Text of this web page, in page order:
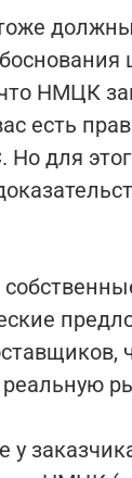
НМЦК
есть
Но для
реальную
у